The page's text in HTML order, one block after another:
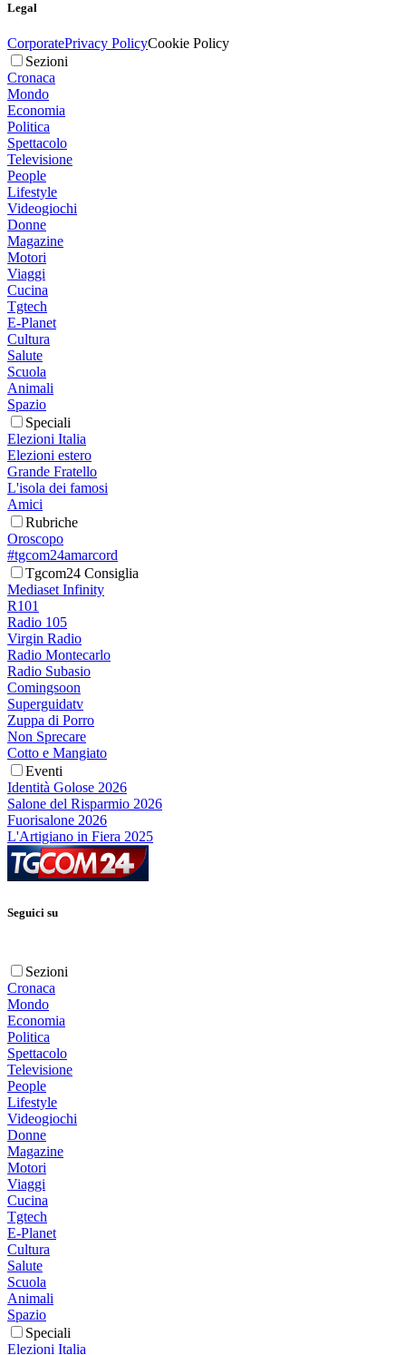
Legal
CorporatePrivacy PolicyCookie Policy
Sezioni
Cronaca
Mondo
Economia
Politica
Spettacolo
Televisione
People
Lifestyle
Videogiochi
Donne
Magazine
Motori
Viaggi
Cucina
Tgtech
E-Planet
Cultura
Salute
Scuola
Animali
Spazio
Speciali
Elezioni Italia
Elezioni estero
Grande Fratello
L'isola dei famosi
Amici
Rubriche
Oroscopo
#tgcom24amarcord
Tgcom24 Consiglia
Mediaset Infinity
R101
Radio 105
Virgin Radio
Radio Montecarlo
Radio Subasio
Comingsoon
Superguidatv
Zuppa di Porro
Non Sprecare
Cotto e Mangiato
Eventi
Identità Golose 2026
Salone del Risparmio 2026
Fuorisalone 2026
L'Artigiano in Fiera 2025
Seguici su
Sezioni
Cronaca
Mondo
Economia
Politica
Spettacolo
Televisione
People
Lifestyle
Videogiochi
Donne
Magazine
Motori
Viaggi
Cucina
Tgtech
E-Planet
Cultura
Salute
Scuola
Animali
Spazio
Speciali
Elezioni Italia